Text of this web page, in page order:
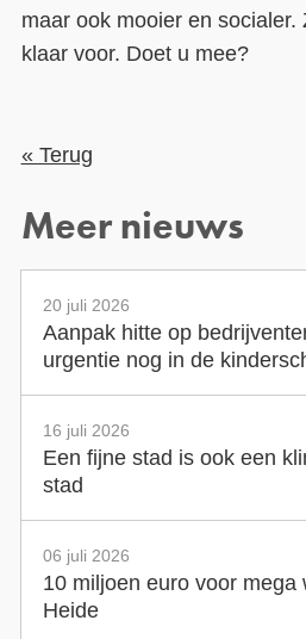
maar ook mooier en socialer.
klaar voor. Doet u mee?
« Terug
Meer nieuws
20 juli 2026
Aanpak hitte op
urgentie nog in de
16 juli 2026
Een fijne stad is ook een
stad
06 juli 2026
10 miljoen euro voor mega
Heide